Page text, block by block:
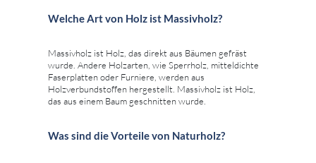
Welche Art von Holz ist Massivholz?
Massivholz ist Holz, das direkt aus Bäumen gefräst
wurde. Andere Holzarten, wie Sperrholz, mitteldichte
Faserplatten oder Furniere, werden aus
Holzverbundstoffen hergestellt. Massivholz ist Holz,
das aus einem Baum geschnitten wurde.
Was sind die Vorteile von Naturholz?